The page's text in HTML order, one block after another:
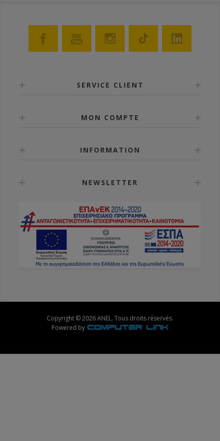
SERVICE CLIENT
MON COMPTE
INFORMATION
NEWSLETTER
Copyright © 2026 ANEL. Tous droits réservés.
Powered by